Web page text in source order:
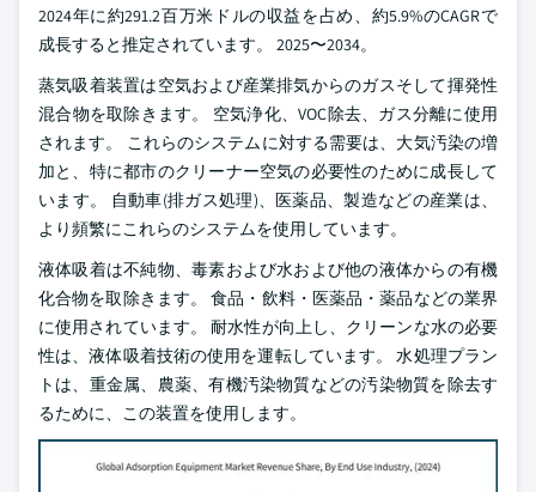
2024年に約291.2百万米ドルの収益を占め、約5.9%のCAGRで
成長すると推定されています。 2025〜2034。
蒸気吸着装置は空気および産業排気からのガスそして揮発性
混合物を取除きます。 空気浄化、VOC除去、ガス分離に使用
されます。 これらのシステムに対する需要は、大気汚染の増
加と、特に都市のクリーナー空気の必要性のために成長して
います。 自動車(排ガス処理)、医薬品、製造などの産業は、
より頻繁にこれらのシステムを使用しています。
液体吸着は不純物、毒素および水および他の液体からの有機
化合物を取除きます。 食品・飲料・医薬品・薬品などの業界
に使用されています。 耐水性が向上し、クリーンな水の必要
性は、液体吸着技術の使用を運転しています。 水処理プラン
トは、重金属、農薬、有機汚染物質などの汚染物質を除去す
るために、この装置を使用します。